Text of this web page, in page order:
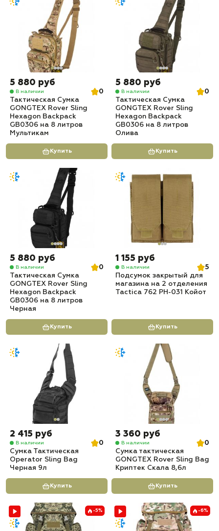
5 880 руб
В наличии
0
Тактическая Сумка
GONGTEX Rover Sling
Hexagon Backpack
GB0306 на 8 литров
Мультикам
Купить
5 880 руб
В наличии
0
Тактическая Сумка
GONGTEX Rover Sling
Hexagon Backpack
GB0306 на 8 литров
Олива
Купить
5 880 руб
В наличии
0
Тактическая Сумка
GONGTEX Rover Sling
Hexagon Backpack
GB0306 на 8 литров
Черная
Купить
1 155 руб
В наличии
5
Подсумок закрытый для
магазина на 2 отделения
Tactica 762 PH-031 Койот
Купить
2 415 руб
В наличии
0
Сумка Тактическая
Operator Sling Bag
Черная 9л
Купить
3 360 руб
В наличии
0
Сумка тактическая
GONGTEX Rover Sling Bag
Криптек Скала 8,6л
Купить
-5% -6%